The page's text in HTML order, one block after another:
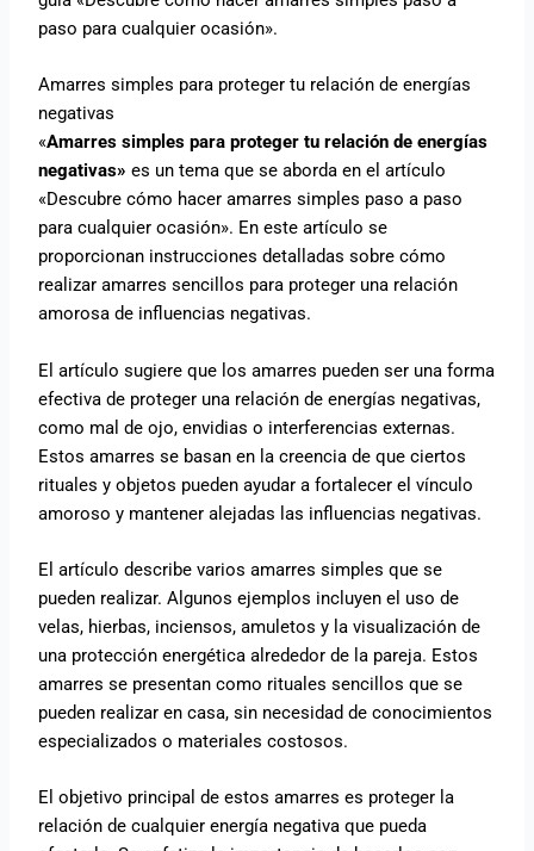
paso para cualquier ocasión».
Amarres simples para proteger tu relación de energías
negativas
«Amarres simples para proteger tu relación de energías
negativas» es un tema que se aborda en el artículo
«Descubre cómo hacer amarres simples paso a paso
para cualquier ocasión». En este artículo se
proporcionan instrucciones detalladas sobre cómo
realizar amarres sencillos para proteger una relación
amorosa de influencias negativas.
El artículo sugiere que los amarres pueden ser una forma
efectiva de proteger una relación de energías negativas,
como mal de ojo, envidias o interferencias externas.
Estos amarres se basan en la creencia de que ciertos
rituales y objetos pueden ayudar a fortalecer el vínculo
amoroso y mantener alejadas las influencias negativas.
El artículo describe varios amarres simples que se
pueden realizar. Algunos ejemplos incluyen el uso de
velas, hierbas, inciensos, amuletos y la visualización de
una protección energética alrededor de la pareja. Estos
amarres se presentan como rituales sencillos que se
pueden realizar en casa, sin necesidad de conocimientos
especializados o materiales costosos.
El objetivo principal de estos amarres es proteger la
relación de cualquier energía negativa que pueda